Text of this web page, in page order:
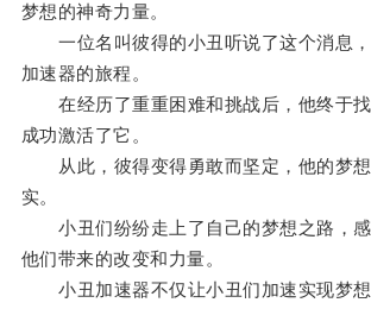
梦想的神奇力量。
一位名叫彼得的小丑听说了这个消息，
加速器的旅程。
在经历了重重困难和挑战后，他终于找
成功激活了它。
从此，彼得变得勇敢而坚定，他的梦想
实。
小丑们纷纷走上了自己的梦想之路，感
他们带来的改变和力量。
小丑加速器不仅让小丑们加速实现梦想